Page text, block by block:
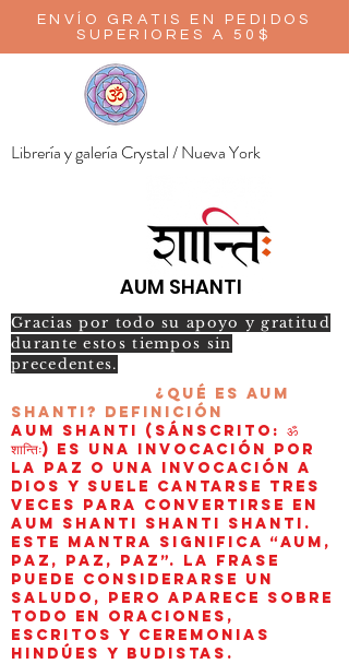
ENVÍO GRATIS EN PEDIDOS
SUPERIORES A 50$
Librería y galería Crystal / Nueva York
AUM SHANTI
Gracias por todo su apoyo y gratitud
durante estos tiempos sin
precedentes.
¿Qué es AUM
Shanti? Definición
AUM Shanti (sánscrito: ॐ
शान्तिः) es una invocación por
la paz o una invocación a
Dios y suele cantarse tres
veces para convertirse en
aum shanti shanti shanti.
Este mantra significa “AUM,
paz, paz, paz”. La frase
puede considerarse un
saludo, pero aparece sobre
todo en oraciones,
escritos y ceremonias
hindúes y budistas.